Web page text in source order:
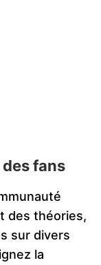
fans
des théories,
sur divers
la